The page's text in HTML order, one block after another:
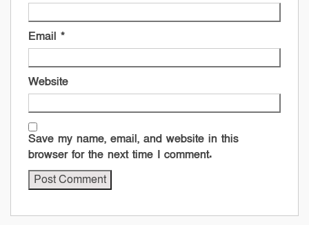
Email *
Website
Save my name, email, and website in this
browser for the next time I comment.